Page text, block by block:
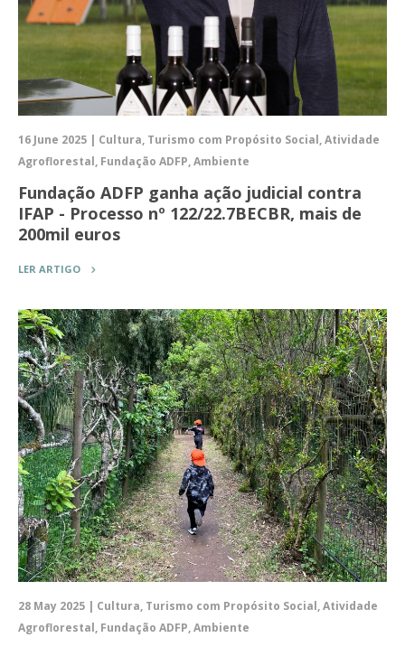
16 June 2025 | Cultura, Turismo com Propósito Social, Atividade
Agroflorestal, Fundação ADFP, Ambiente
Fundação ADFP ganha ação judicial contra
IFAP - Processo nº 122/22.7BECBR, mais de
200mil euros
LER ARTIGO
28 May 2025 | Cultura, Turismo com Propósito Social, Atividade
Agroflorestal, Fundação ADFP, Ambiente